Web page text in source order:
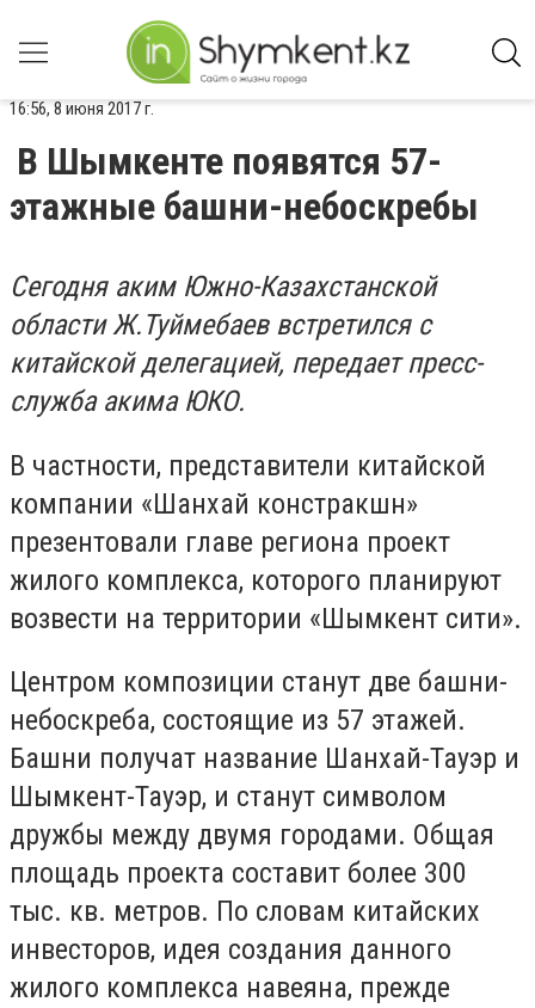
16:56, 8 июня 2017 г.
В Шымкенте появятся 57-
этажные башни-небоскребы
Сегодня аким Южно-Казахстанской
области Ж.Туймебаев встретился с
китайской делегацией, передает пресс-
служба акима ЮКО.
В частности, представители китайской
компании «Шанхай констракшн»
презентовали главе региона проект
жилого комплекса, которого планируют
возвести на территории «Шымкент сити».
Центром композиции станут две башни-
небоскреба, состоящие из 57 этажей.
Башни получат название Шанхай-Тауэр и
Шымкент-Тауэр, и станут символом
дружбы между двумя городами. Общая
площадь проекта составит более 300
тыс. кв. метров. По словам китайских
инвесторов, идея создания данного
жилого комплекса навеяна, прежде